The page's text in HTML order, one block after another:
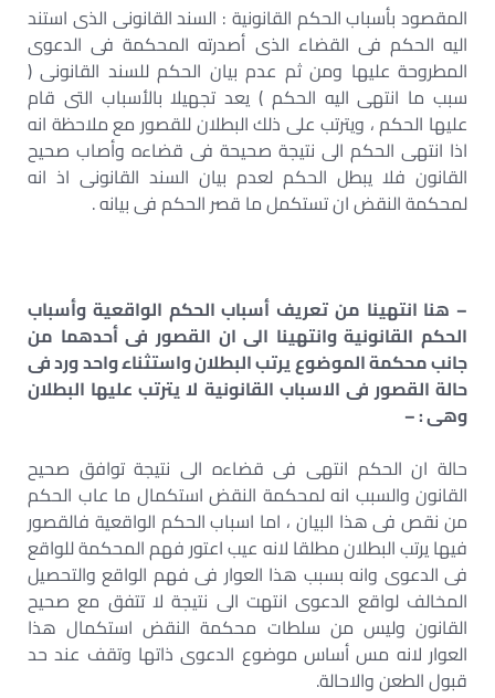
المقصود بأسباب الحكم القانونية : السند القانونى الذى استند
اليه الحكم فى القضاء الذى أصدرته المحكمة فى الدعوى
المطروحة عليها ومن ثم عدم بيان الحكم للسند القانونى (
سبب ما انتهى اليه الحكم ) يعد تجهيلا بالأسباب التى قام
عليها الحكم ، ويترتب على ذلك البطلان للقصور مع ملاحظة انه
اذا انتهى الحكم الى نتيجة صحيحة فى قضاءه وأصاب صحيح
القانون فلا يبطل الحكم لعدم بيان السند القانونى اذ انه
لمحكمة النقض ان تستكمل ما قصر الحكم فى بيانه .
– هنا انتهينا من تعريف أسباب الحكم الواقعية وأسباب
الحكم القانونية وانتهينا الى ان القصور فى أحدهما من
جانب محكمة الموضوع يرتب البطلان واستثناء واحد ورد فى
حالة القصور فى الاسباب القانونية لا يترتب عليها البطلان
وهى : –
حالة ان الحكم انتهى فى قضاءه الى نتيجة توافق صحيح
القانون والسبب انه لمحكمة النقض استكمال ما عاب الحكم
من نقص فى هذا البيان ، اما اسباب الحكم الواقعية فالقصور
فيها يرتب البطلان مطلقا لانه عيب اعتور فهم المحكمة للواقع
فى الدعوى وانه بسبب هذا العوار فى فهم الواقع والتحصيل
المخالف لواقع الدعوى انتهت الى نتيجة لا تتفق مع صحيح
القانون وليس من سلطات محكمة النقض استكمال هذا
العوار لانه مس أساس موضوع الدعوى ذاتها وتقف عند حد
قبول الطعن والاحالة.